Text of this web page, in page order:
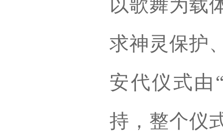
以歌舞为载
求神灵保护
安代仪式由
持，整个仪